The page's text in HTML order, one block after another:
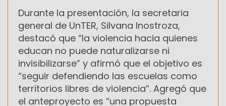
Durante la presentación, la secretaria
general de UnTER, Silvana Inostroza,
destacó que “la violencia hacia quienes
educan no puede naturalizarse ni
invisibilizarse” y afirmó que el objetivo es
“seguir defendiendo las escuelas como
territorios libres de violencia”. Agregó que
el anteproyecto es “una propuesta